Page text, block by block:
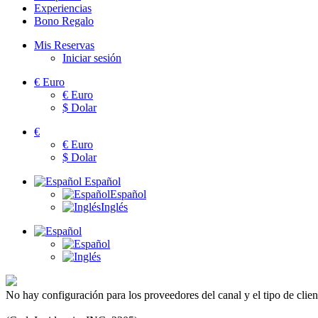
Experiencias
Bono Regalo
Mis Reservas
Iniciar sesión
€ Euro
€ Euro
$ Dolar
€
€ Euro
$ Dolar
Español
Español
Inglés
No hay configuración para los proveedores del canal y el tipo de